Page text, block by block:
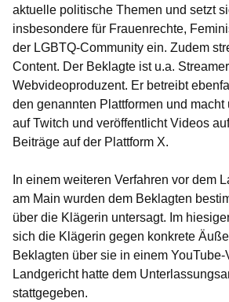
aktuelle politische Themen und setzt
insbesondere für Frauenrechte,
der LGBTQ-Community ein. Zudem
Content. Der Beklagte ist u.a.
Webvideoproduzent. Er betreibt
den genannten Plattformen und macht
auf Twitch und veröffentlicht Videos
Beiträge auf der Plattform X.
In einem weiteren Verfahren vor dem
am Main wurden dem Beklagten
über die Klägerin untersagt. Im
sich die Klägerin gegen konkrete
Beklagten über sie in einem
Landgericht hatte dem
stattgegeben.